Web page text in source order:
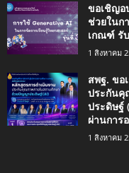
ขอเชิญอ
ช่วยในก
เกณฑ์ รั
1 สิงหาคม
สพฐ. ขอ
ประกันคุ
ประดิษฐ์
ผ่านการ
1 สิงหาคม